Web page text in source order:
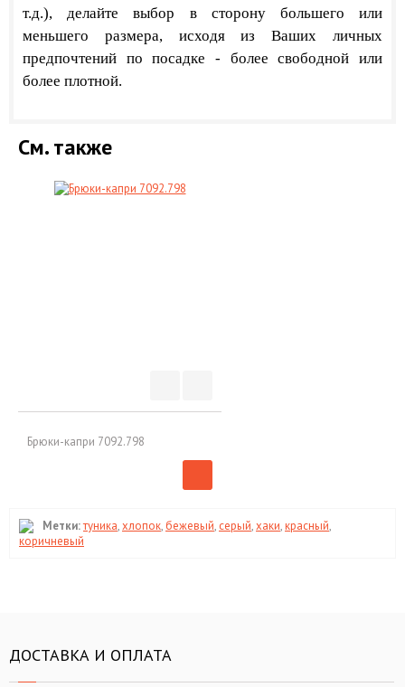
т.д.), делайте выбор в сторону большего или
меньшего размера, исходя изВаших личных
предпочтений по посадке - более свободной или
более плотной.
См. также
Брюки-капри 7092.798
Метки:туника,хлопок,бежевый, серый,хаки,красный,
коричневый
ДОСТАВКА И ОПЛАТА